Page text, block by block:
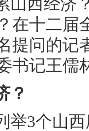
山西经济
在十二届
提问的记
书记王儒
？
举3个山